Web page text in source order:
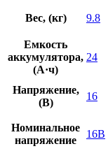
Вес, (кг) 9.8
Емкость
аккумулятора,
(А·ч)
24
Напряжение,
(В)
16
Номинальное
напряжение
16В